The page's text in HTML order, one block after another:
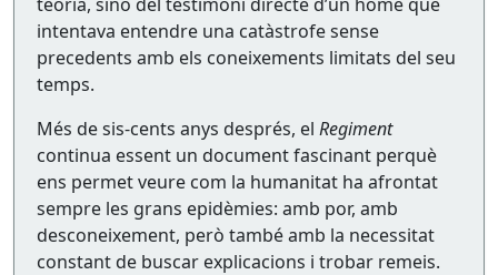
intentava entendre una catàstrofe sense
precedents amb els coneixements limitats del seu
temps.
Més de sis-cents anys després, el Regiment
continua essent un document fascinant perquè
ens permet veure com la humanitat ha afrontat
sempre les grans epidèmies: amb por, amb
desconeixement, però també amb la necessitat
constant de buscar explicacions i trobar remeis.